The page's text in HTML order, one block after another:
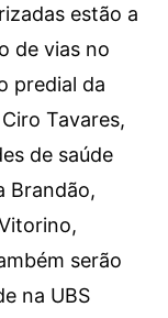
estão a
de vias no
predial da
Tavares,
de saúde
Brandão,
serão
na UBS